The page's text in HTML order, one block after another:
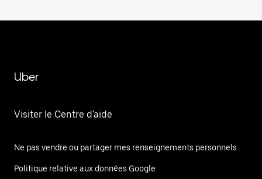
Uber
Visiter le Centre d'aide
Ne pas vendre ou partager mes renseignements personnels
Politique relative aux données Google